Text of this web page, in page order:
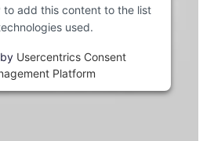
to add this content to the list
used.
Usercentrics Consent
Platform